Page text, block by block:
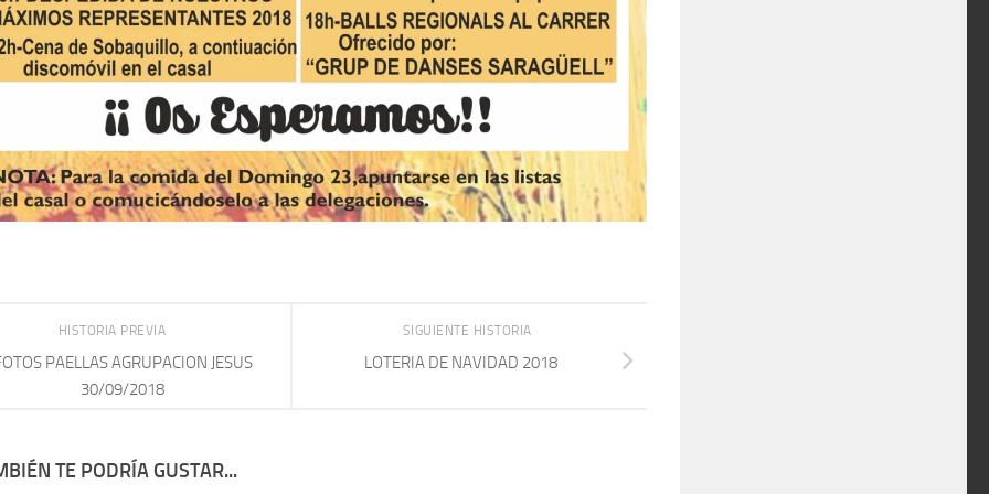
SIGUIENTE HISTORIA
LOTERIA DE NAVIDAD 2018
HISTORIA PREVIA
PAELLAS AGRUPACION JESUS
30/09/2018
TE PODRÍA GUSTAR...